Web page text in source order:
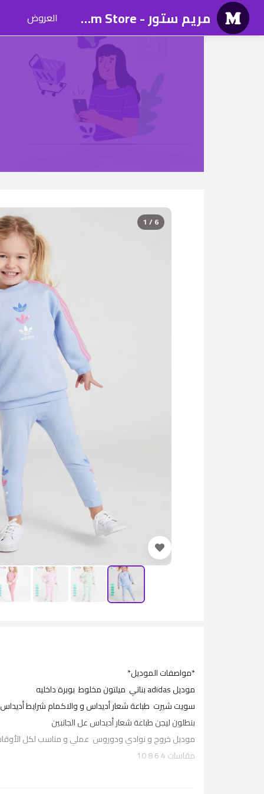
مريم ستور - Mariam Store العروض
1 / 6
*مواصفات الموديل*
موديل adidas بناتي ميلتون مخلوط بوبرة داخليه
سويت شيرت طباعة شعار أديداس و والاكمام شرايط
بنطلون ليجن طباعة شعار أديداس عل الجانبين
موديل خروج و نوادي ودوروس عملي و مناسب لكل
مقاسات 4 6 8 10